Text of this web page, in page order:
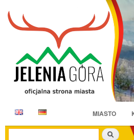
E
D
MIASTO
Szukaj